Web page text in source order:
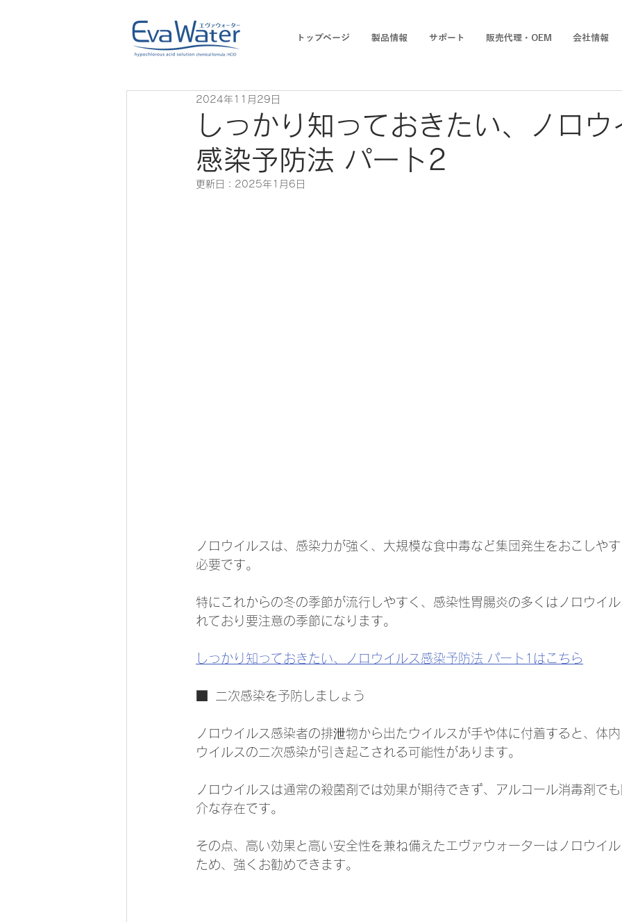
トップページ 製品情報 サポート 販売代理・OEM 会社情報
しっかり知っておきたい、ノロウ
感染予防法 パート2
2024年11月29日
更新日： 2025年1月6日
ノロウイルスは、感染力が強く、大規模な食中毒など集団発生をおこしや
必要です。
特にこれからの冬の季節が流行しやすく、感染性胃腸炎の多くはノロウイ
れており要注意の季節になります。
しっかり知っておきたい、ノロウイルス感染予防法 パート1はこちら
■  二次感染を予防しましょう
ノロウイルス感染者の排泄物から出たウイルスが手や体に付着すると、体
ウイルスの二次感染が引き起こされる可能性があります。
ノロウイルスは通常の殺菌剤では効果が期待できず、アルコール消毒剤で
介な存在です。
その点、高い効果と高い安全性を兼ね備えたエヴァウォーターはノロウイ
ため、強くお勧めできます。